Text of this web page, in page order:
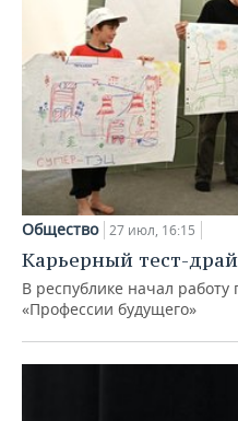
Общество 27 июл, 16:15
Карьерный тест-
В республике начал
«Профессии будущего»